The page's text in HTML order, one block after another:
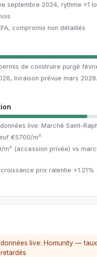
septembre 2024, rythme >1
compromis non détaillés
de construire purgé
livraison prévue mars
live: Marché Saint-
€5700/m²
m² (accession privée) vs
prix ralentie +1.21%
live: Homunity —